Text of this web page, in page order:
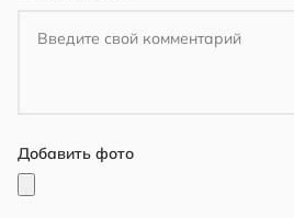
Добавить фото